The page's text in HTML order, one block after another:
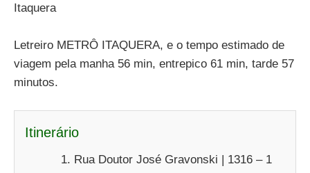
Itaquera
Letreiro METRÔ ITAQUERA, e o tempo estimado de
viagem pela manha 56 min, entrepico 61 min, tarde 57
minutos.
Itinerário
Rua Doutor José Gravonski | 1316 – 1